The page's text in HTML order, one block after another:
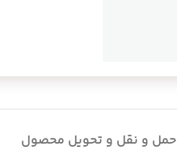
حمل و نقل و تحویل محصول